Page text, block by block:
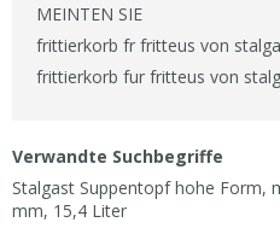
MEINTEN SIE
frittierkorb fr fritteus von
frittierkorb fur fritteus von
Verwandte Suchbegriffe
Stalgast Suppentopf hohe Form,
mm, 15,4 Liter